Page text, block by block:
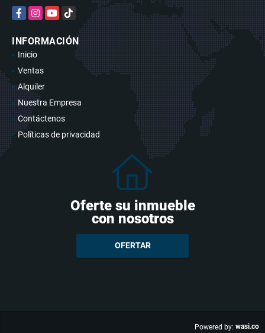
FacebookInstagram
YouTubeTikTok
INFORMACIÓN
Inicio
Ventas
Alquiler
Nuestra Empresa
Contáctenos
Políticas de privacidad
Oferte su inmueble
con nosotros
OFERTAR
Powered by: wasi.co